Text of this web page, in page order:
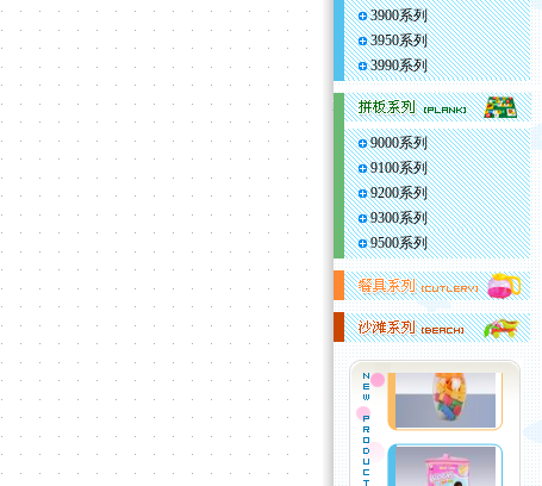
3900系列
3950系列
3990系列
9000系列
9100系列
9200系列
9300系列
9500系列